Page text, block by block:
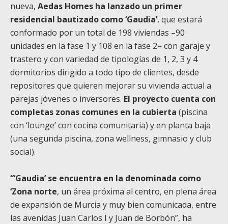
nueva, Aedas Homes ha lanzado un primer
residencial bautizado como ‘Gaudia’, que estará
conformado por un total de 198 viviendas –90
unidades en la fase 1 y 108 en la fase 2– con garaje y
trastero y con variedad de tipologías de 1, 2, 3 y 4
dormitorios dirigido a todo tipo de clientes, desde
repositores que quieren mejorar su vivienda actual a
parejas jóvenes o inversores. El proyecto cuenta con
completas zonas comunes en la cubierta (piscina
con ‘lounge’ con cocina comunitaria) y en planta baja
(una segunda piscina, zona wellness, gimnasio y club
social).
“‘Gaudia’ se encuentra en la denominada como
‘Zona norte, un área próxima al centro, en plena área
de expansión de Murcia y muy bien comunicada, entre
las avenidas Juan Carlos I y Juan de Borbón”, ha